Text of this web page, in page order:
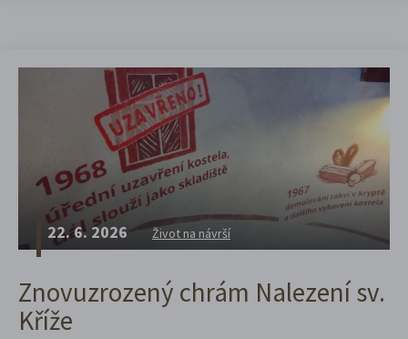
22. 6. 2026 Život na návrší
Znovuzrozený chrám Nalezení sv.
Kříže